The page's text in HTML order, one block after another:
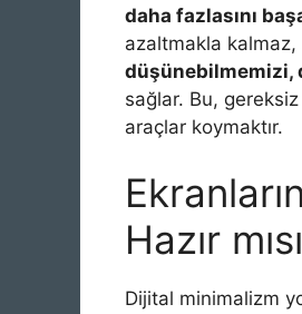
daha fazlasını
azaltmakla kalmaz,
düşünebilmemizi,
sağlar. Bu,
araçlar koymaktır.
Hazır
Dijital minimalizm